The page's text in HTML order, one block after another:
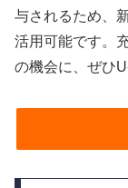
与されるため、
活用可能です。
の機会に、ぜひ